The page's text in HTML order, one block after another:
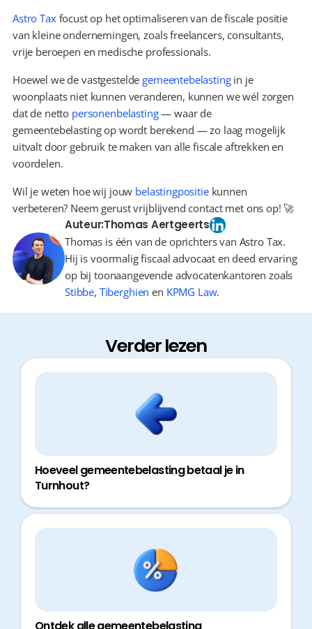
Astro Tax focust op het optimaliseren van de fiscale positie
van kleine ondernemingen, zoals freelancers, consultants,
vrije beroepen en medische professionals.
Hoewel we de vastgestelde gemeentebelasting in je
woonplaats niet kunnen veranderen, kunnen we wél zorgen
dat de netto personenbelasting — waar de
gemeentebelasting op wordt berekend — zo laag mogelijk
uitvalt door gebruik te maken van alle fiscale aftrekken en
voordelen.
Wil je weten hoe wij jouw belastingpositie kunnen
verbeteren? Neem gerust vrijblijvend contact met ons op! 🚀
Auteur:Thomas Aertgeerts
Thomas is één van de oprichters van Astro Tax.
Hij is voormalig fiscaal advocaat en deed ervaring
op bij toonaangevende advocatenkantoren zoals
Stibbe, Tiberghien en KPMG Law.
Verder lezen
Hoeveel gemeentebelasting betaal je in
Turnhout?